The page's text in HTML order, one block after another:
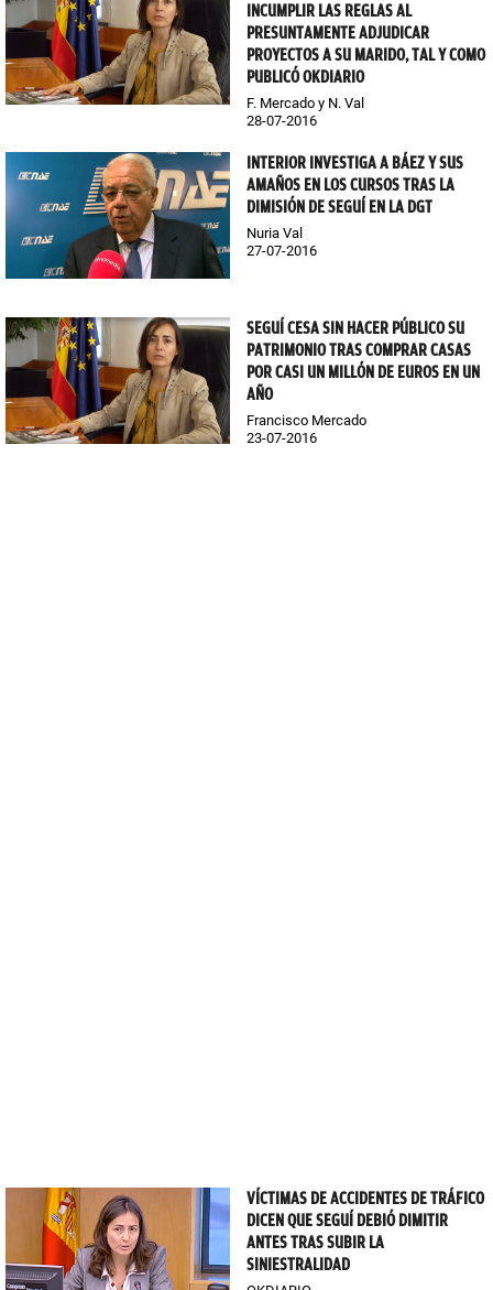
INCUMPLIR LAS REGLAS AL
PRESUNTAMENTE ADJUDICAR
PROYECTOS A SU MARIDO, TAL Y COMO
PUBLICÓ OKDIARIO
F. Mercado y N. Val
28-07-2016
INTERIOR INVESTIGA A BÁEZ Y SUS
AMAÑOS EN LOS CURSOS TRAS LA
DIMISIÓN DE SEGUÍ EN LA DGT
Nuria Val
27-07-2016
SEGUÍ CESA SIN HACER PÚBLICO SU
PATRIMONIO TRAS COMPRAR CASAS
POR CASI UN MILLÓN DE EUROS EN UN
AÑO
Francisco Mercado
23-07-2016
VÍCTIMAS DE ACCIDENTES DE TRÁFICO
DICEN QUE SEGUÍ DEBIÓ DIMITIR
ANTES TRAS SUBIR LA
SINIESTRALIDAD